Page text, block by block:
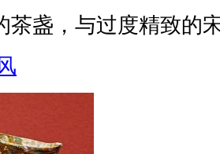
茶盏，与过度精致的